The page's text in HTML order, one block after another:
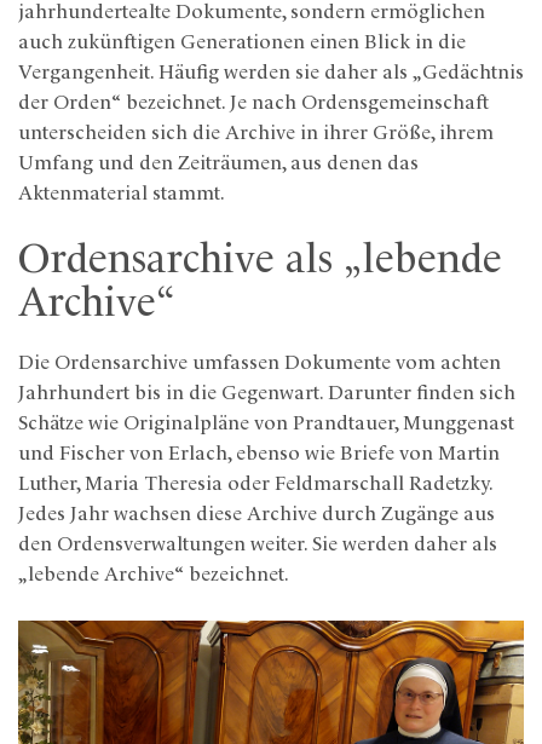
jahrhundertealte Dokumente, sondern ermöglichen
auch zukünftigen Generationen einen Blick in die
Vergangenheit. Häufig werden sie daher als „Gedächtnis
der Orden“ bezeichnet. Je nach Ordensgemeinschaft
unterscheiden sich die Archive in ihrer Größe, ihrem
Umfang und den Zeiträumen, aus denen das
Aktenmaterial stammt.
Ordensarchive als „lebende
Archive“
Die Ordensarchive umfassen Dokumente vom achten
Jahrhundert bis in die Gegenwart. Darunter finden sich
Schätze wie Originalpläne von Prandtauer, Munggenast
und Fischer von Erlach, ebenso wie Briefe von Martin
Luther, Maria Theresia oder Feldmarschall Radetzky.
Jedes Jahr wachsen diese Archive durch Zugänge aus
den Ordensverwaltungen weiter. Sie werden daher als
„lebende Archive“ bezeichnet.